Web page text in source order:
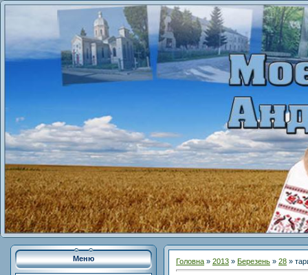
Меню Головна » 2013 » Березень » 28 »